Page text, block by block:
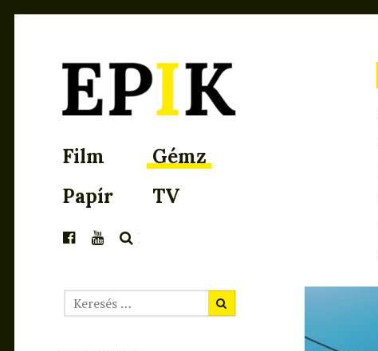
EPIK
Film
Gémz
Papír
TV
KERESÉS